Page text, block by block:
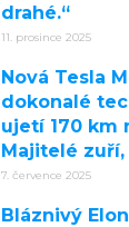
drahé.“
11. prosince 2025
Nová Tesla
dokonalé
ujetí 170 km
Majitelé zuří,
7. července 2025
Bláznivý